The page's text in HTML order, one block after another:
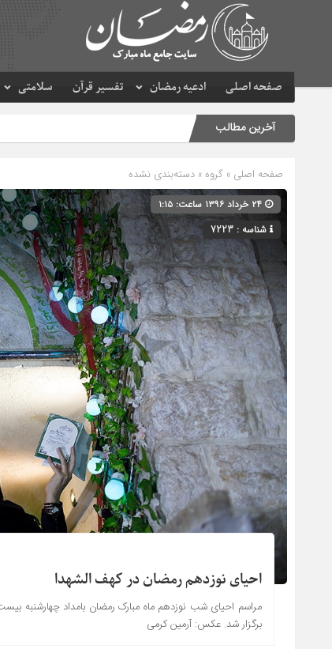
صفحه اصلی ادعیه رمضان تفسیر قرآن سلامتی
آخرین مطالب
صفحه اصلی » گروه » دسته‌بندی نشده
شناسه : 7223
احیای نوزدهم رمضان در کهف الشهدا
مراسم احیای شب نوزدهم ماه مبارک رمضان بامداد چهارشنبه
برگزار شد. عکس: آرمین کرمی